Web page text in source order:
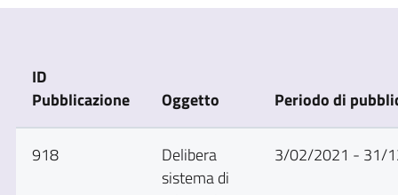
ID
Pubblicazione
Oggetto Periodo di
918
Delibera
sistema di
3/02/2021 - 31/